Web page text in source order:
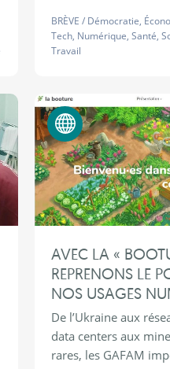
BRÈVE / Démocratie,
Tech, Numérique, Santé,
Travail
Numérique éthique
AVEC LA «
REPRENONS LE
NOS USAGES
De l’Ukraine aux
data centers aux
rares, les GAFAM